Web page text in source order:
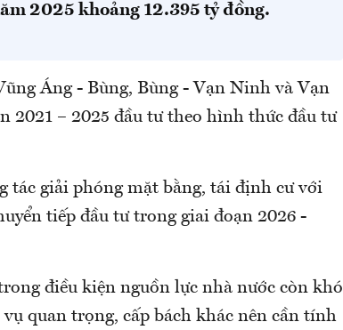
2025 khoảng 12.395 tỷ đồng.
Áng - Bùng, Bùng - Vạn Ninh và Vạn
2021 – 2025 đầu tư theo hình thức đầu tư
tác giải phóng mặt bằng, tái định cư với
tiếp đầu tư trong giai đoạn 2026 -
điều kiện nguồn lực nhà nước còn khó
quan trọng, cấp bách khác nên cần tính